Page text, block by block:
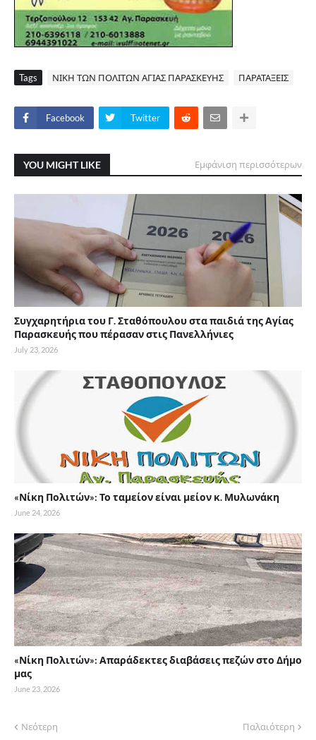
Tags ΝΙΚΗ ΤΩΝ ΠΟΛΙΤΩΝ ΑΓΙΑΣ ΠΑΡΑΣΚΕΥΗΣ ΠΑΡΑΤΑΞΕΙΣ
Facebook Twitter
YOU MIGHT LIKE Εμφάνιση περισσότερων
Συγχαρητήρια του Γ. Σταθόπουλου στα παιδιά της Αγίας
Παρασκευής που πέρασαν στις Πανελλήνιες
July 23, 2026
«Νίκη Πολιτών»: Το ταμείον είναι μείον κ. Μυλωνάκη
June 24, 2026
«Νίκη Πολιτών»: Απαράδεκτες διαβάσεις πεζών στο Δήμο
μας
June 23, 2026
Νεότερη Παλαιότερη